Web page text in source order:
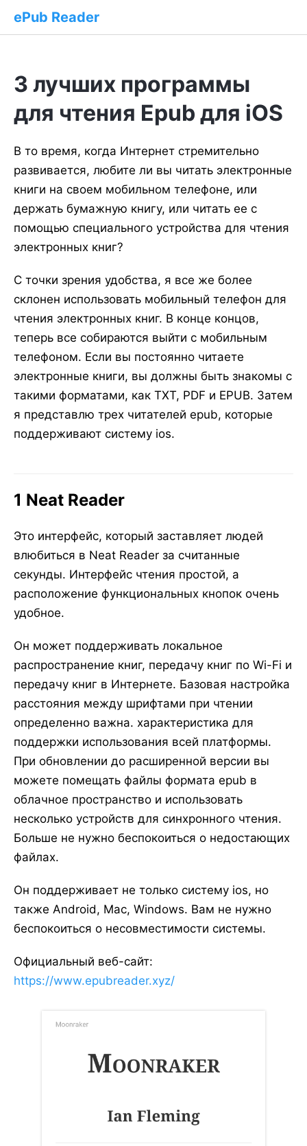
ePub Reader
3 лучших программы
для чтения Epub для iOS
В то время, когда Интернет стремительно
развивается, любите ли вы читать электронные
книги на своем мобильном телефоне, или
держать бумажную книгу, или читать ее с
помощью специального устройства для чтения
электронных книг?
С точки зрения удобства, я все же более
склонен использовать мобильный телефон для
чтения электронных книг. В конце концов,
теперь все собираются выйти с мобильным
телефоном. Если вы постоянно читаете
электронные книги, вы должны быть знакомы с
такими форматами, как TXT, PDF и EPUB. Затем
я представлю трех читателей epub, которые
поддерживают систему ios.
1 Neat Reader
Это интерфейс, который заставляет людей
влюбиться в Neat Reader за считанные
секунды. Интерфейс чтения простой, а
расположение функциональных кнопок очень
удобное.
Он может поддерживать локальное
распространение книг, передачу книг по Wi-Fi и
передачу книг в Интернете. Базовая настройка
расстояния между шрифтами при чтении
определенно важна. характеристика для
поддержки использования всей платформы.
При обновлении до расширенной версии вы
можете помещать файлы формата epub в
облачное пространство и использовать
несколько устройств для синхронного чтения.
Больше не нужно беспокоиться о недостающих
файлах.
Он поддерживает не только систему ios, но
также Android, Mac, Windows. Вам не нужно
беспокоиться о несовместимости системы.
Официальный веб-сайт:
https://www.epubreader.xyz/